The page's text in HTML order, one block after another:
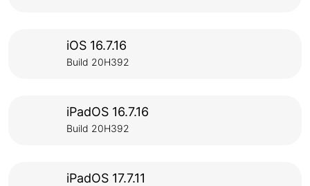
iOS 16.7.16
Build 20H392
iPadOS 16.7.16
Build 20H392
iPadOS 17.7.11